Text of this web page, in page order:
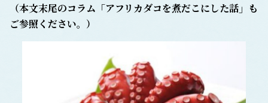
（本文末尾のコラム「アフリカダコを煮だこにした話」も
ご参照ください。）